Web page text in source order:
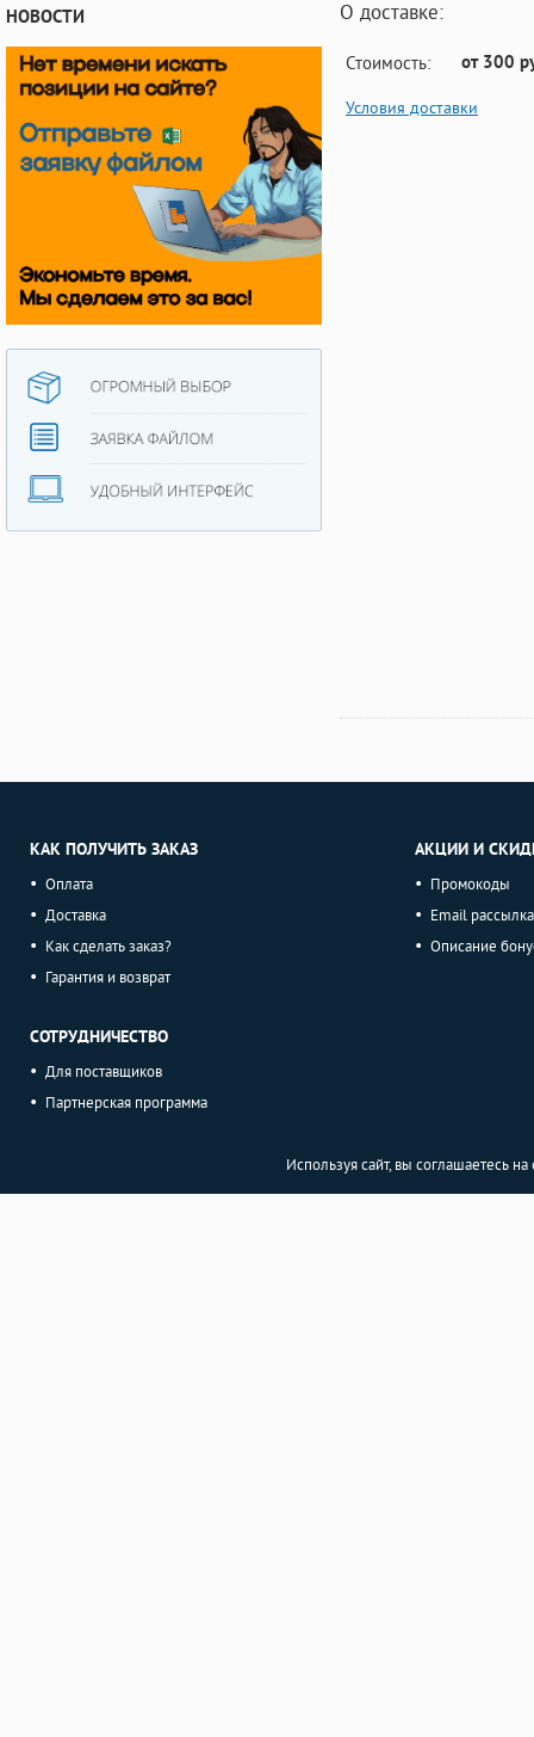
НОВОСТИ О доставке:
Стоимость: от 300
Условия доставки
КАК ПОЛУЧИТЬ ЗАКАЗ
Оплата
Доставка
Как сделать заказ?
Гарантия и возврат
СОТРУДНИЧЕСТВО
Для поставщиков
Партнерская программа
АКЦИИ И
Промокоды
Email рассылка
Описание
Используя сайт, вы соглашаетесь